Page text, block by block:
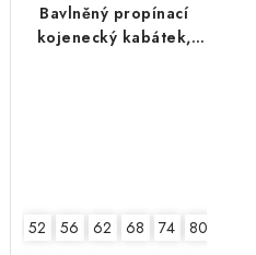
Bavlněný propínací
kojenecký kabátek,
52 56 62 68 74 80